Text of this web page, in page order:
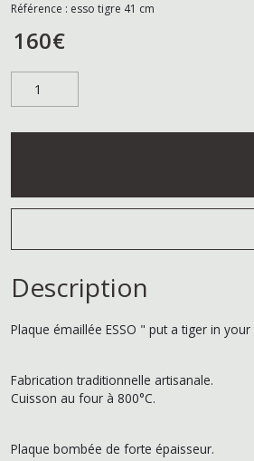
Référence : esso tigre 41 cm
160€
Description
Plaque émaillée ESSO " put a tiger in
Fabrication traditionnelle artisanale.
Cuisson au four à 800°C.
Plaque bombée de forte épaisseur.